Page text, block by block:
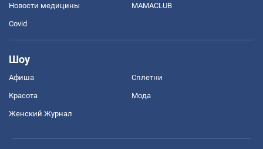
Новости медицины MAMACLUB
Covid
Шоу
Афиша Сплетни
Красота Мода
Женский Журнал